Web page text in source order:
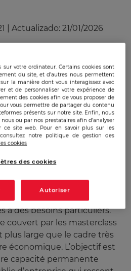
Actualizado: 21/01/2026
de masterclass et de
à un besoin
de l’entreprise.Le format
permet de formaliser
méthodologiques du
L’expérience
1997 nous donne les
de relever ce
de nos formations
Il s’agit de donner des
à des besoins particuliers.
couvert par les masterclass
large que le cadre très
économique. L’objectif est
capacité permanente
sur votre ordinateur. Certains cookies sont
du site, et d’autres nous permettent
la manière dont vous interagissez avec
et de personnaliser votre expérience de
des cookies afin de vous proposer de
vous permettre de partager du contenu
présents sur notre site. Enfin, nous
ou par nos prestataires afin d’analyser
ce site web. Pour en savoir plus sur les
notre politique de gestion des
cookies
des cookies
Autoriser